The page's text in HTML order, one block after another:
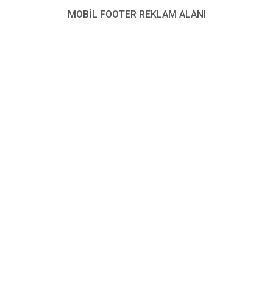
Fidan Dikildi
MOBİL FOOTER REKLAM ALANI